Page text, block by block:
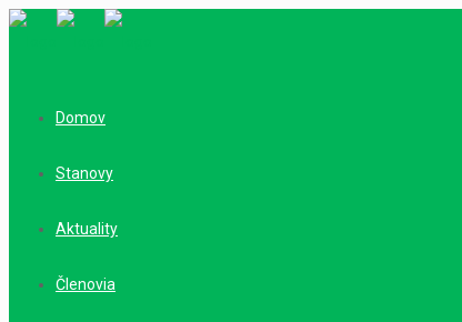
Domov
Stanovy
Aktuality
Členovia